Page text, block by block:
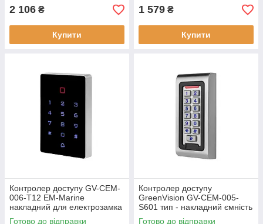
2 106 ₴
Купити
1 579 ₴
Купити
Контролер доступу GV-CEM-
006-T12 EM-Marine
накладний для електрозамка
у приміщенні
Готово до відправки
Контролер доступу
GreenVision GV-CEM-005-
S601 тип - накладний ємність
- 2000
Готово до відправки